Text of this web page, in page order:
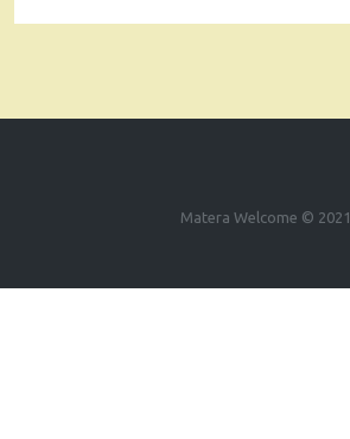
Matera Welcome © 2021